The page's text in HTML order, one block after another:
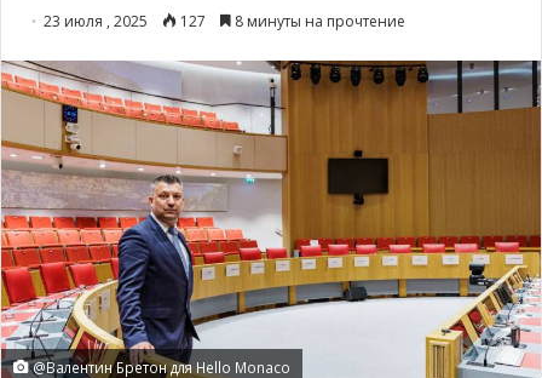
23 июля , 2025 127 8 минуты на прочтение
@Валентин Бретон для Hello Monaco